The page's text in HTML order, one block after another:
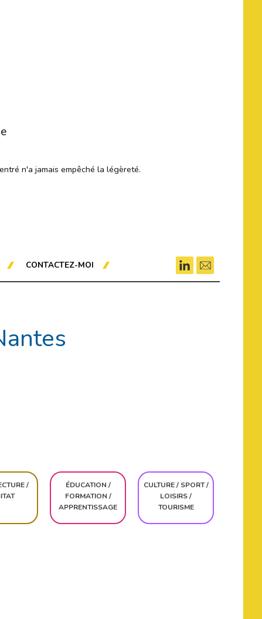
n'a jamais empêché la légèreté.
CONTACTEZ-MOI
/
ÉDUCATION /
FORMATION /
APPRENTISSAGE
CULTURE / SPORT /
LOISIRS /
TOURISME